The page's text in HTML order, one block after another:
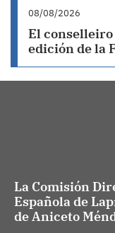
08/08/2026
El conselleiro
edición de la
La Comisión
Española de
de Aniceto